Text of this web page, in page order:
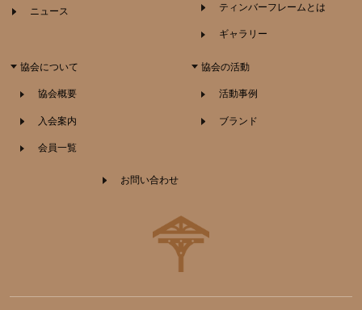
ニュース ティンバーフレームとは
ギャラリー
協会について
協会概要
入会案内
会員一覧
協会の活動
活動事例
ブランド
お問い合わせ